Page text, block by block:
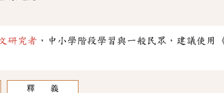
研究者 ，中小學階段學習與一般民眾，建議使用
釋 義